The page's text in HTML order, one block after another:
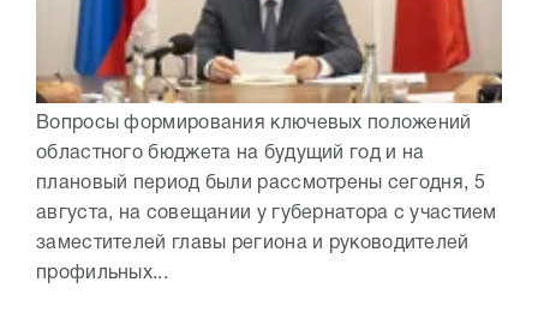
Вопросы формирования ключевых положений
областного бюджета на будущий год и на
плановый период были рассмотрены сегодня, 5
августа, на совещании у губернатора с участием
заместителей главы региона и руководителей
профильных...